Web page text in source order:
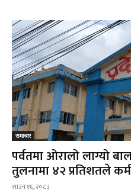
समाचार
पर्वतमा ओरालो लाग्यो
तुलनामा ४२ प्रतिशतले
साउन १६, २०८३